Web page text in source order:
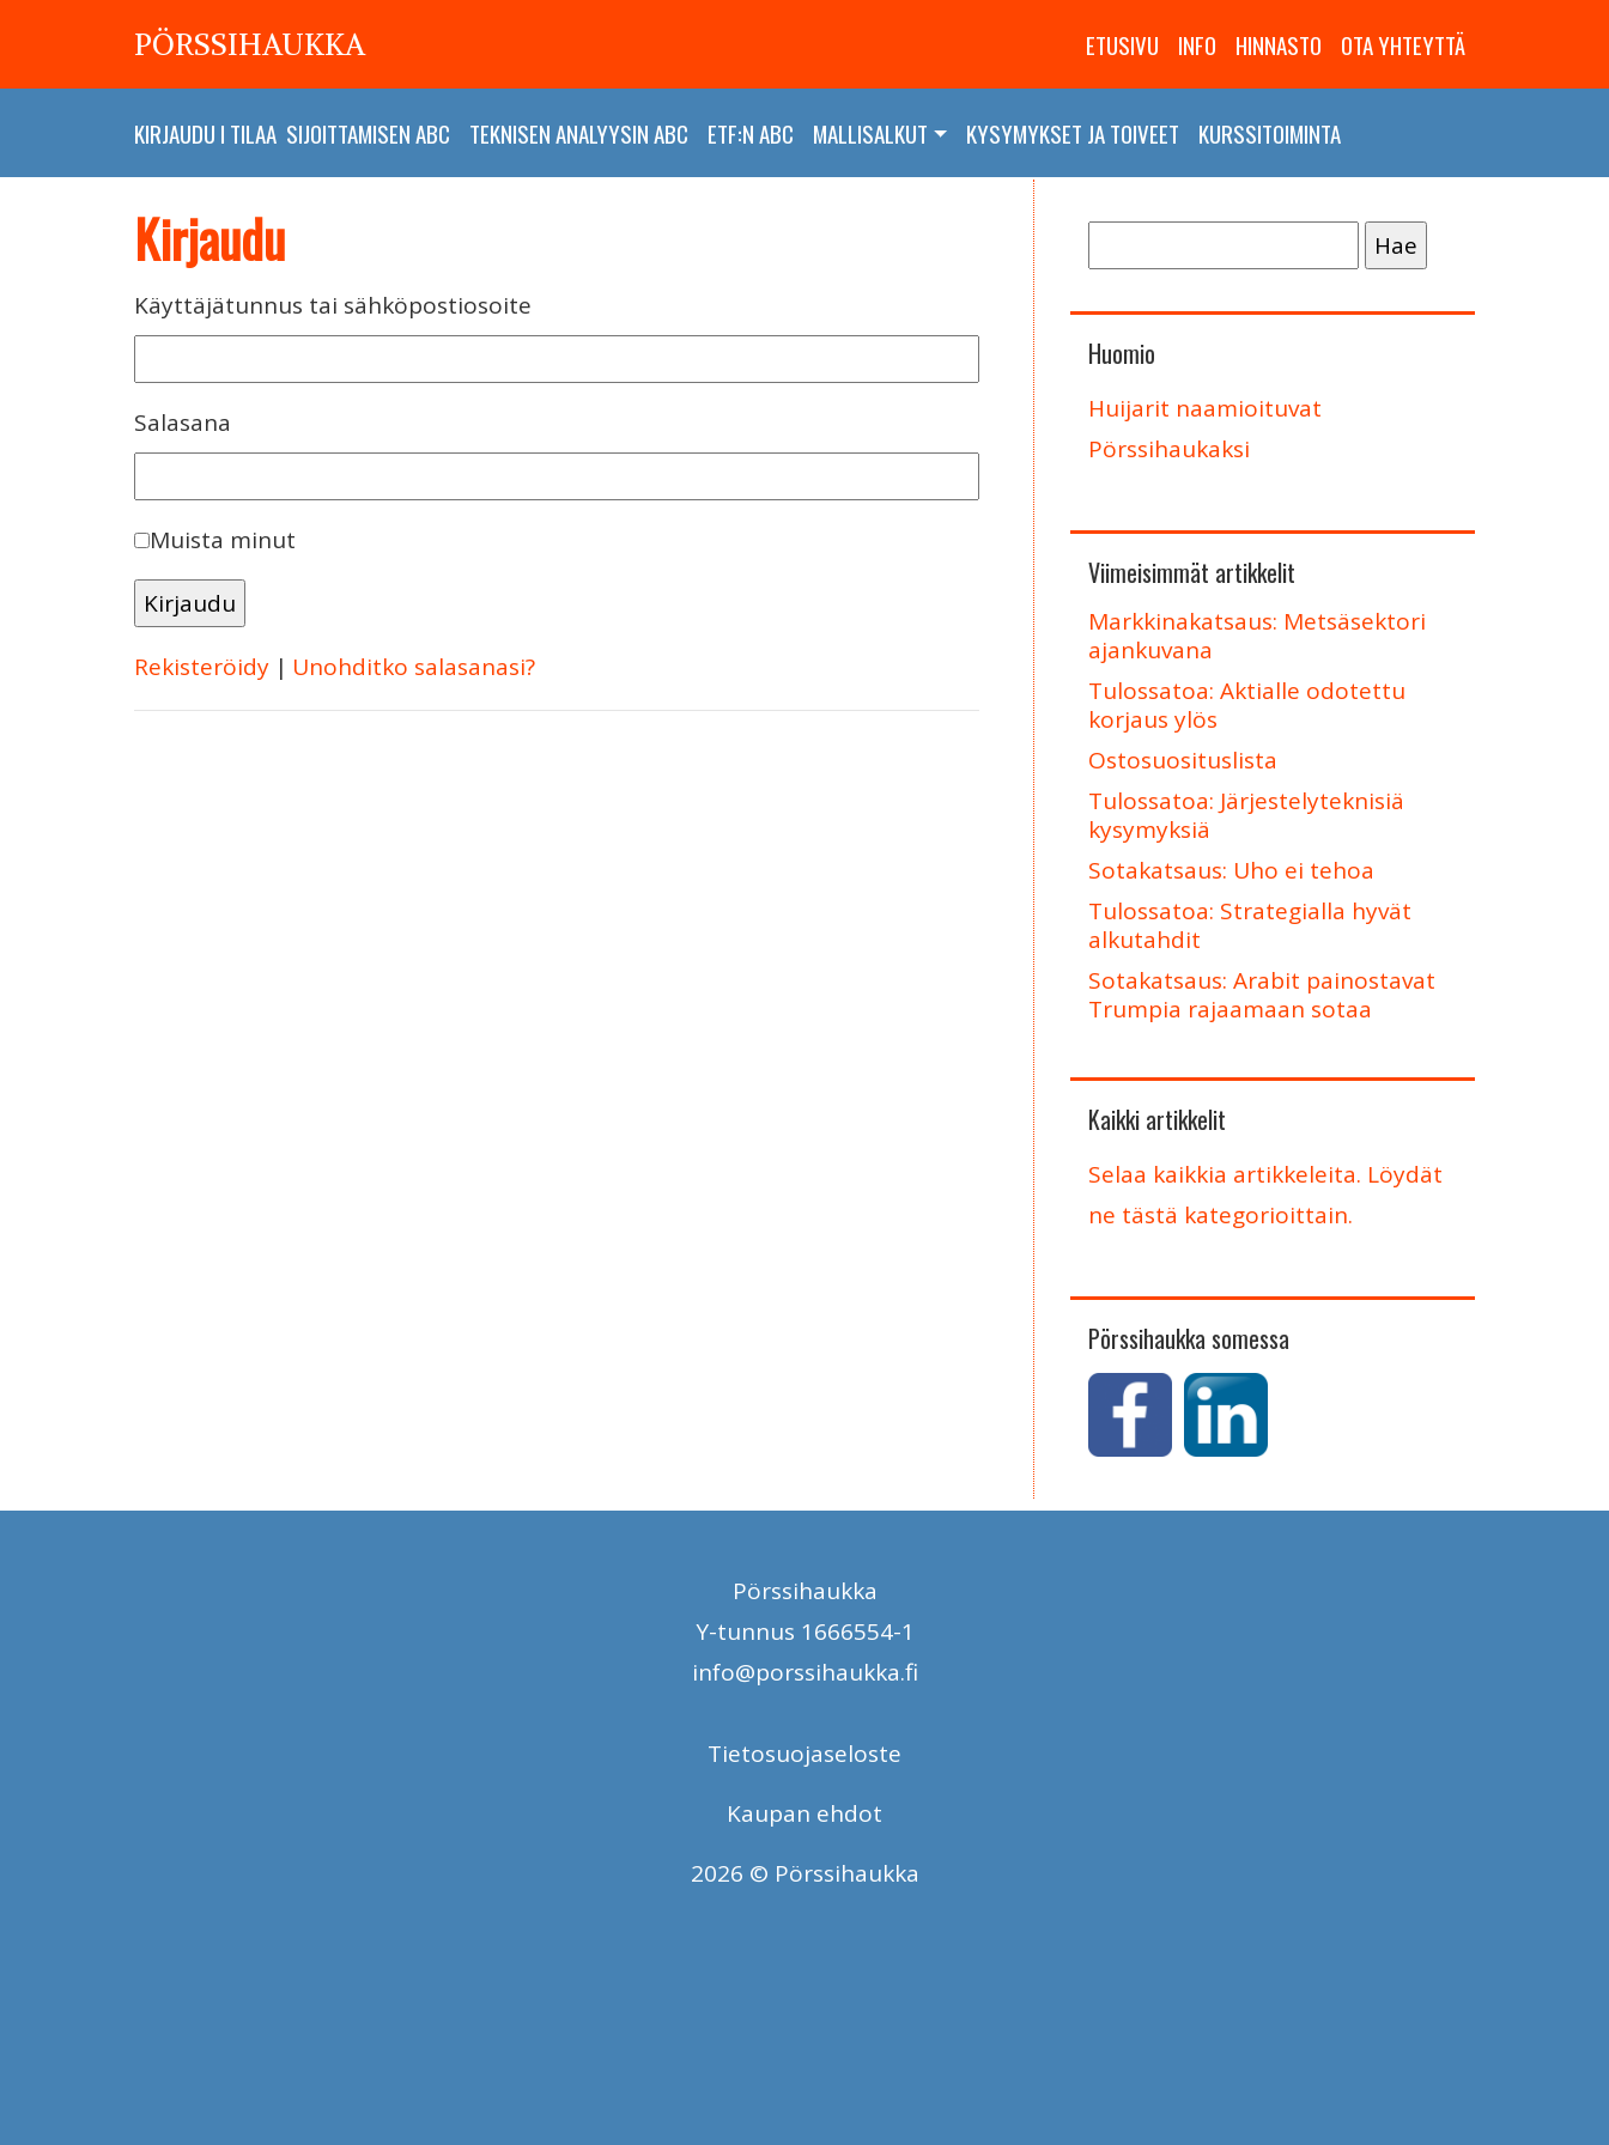
PÖRSSIHAUKKA ETUSIVU INFO HINNASTO OTA YHTEYTTÄ
KIRJAUDU I TILAA SIJOITTAMISEN ABC TEKNISEN ANALYYSIN ABC ETF:N ABC MALLISALKUT KYSYMYKSET JA TOIVEET KURSSITOIMINTA
Kirjaudu
Käyttäjätunnus tai sähköpostiosoite
Salasana
Muista minut
Rekisteröidy | Unohditko salasanasi?
Huomio
Huijarit naamioituvat
Pörssihaukaksi
Viimeisimmät artikkelit
Markkinakatsaus: Metsäsektori
ajankuvana
Tulossatoa: Aktialle odotettu
korjaus ylös
Ostosuosituslista
Tulossatoa: Järjestelyteknisiä
kysymyksiä
Sotakatsaus: Uho ei tehoa
Tulossatoa: Strategialla hyvät
alkutahdit
Sotakatsaus: Arabit painostavat
Trumpia rajaamaan sotaa
Kaikki artikkelit
Selaa kaikkia artikkeleita. Löydät
ne tästä kategorioittain.
Pörssihaukka somessa
Pörssihaukka
Y-tunnus 1666554-1
info@porssihaukka.fi
Tietosuojaseloste
Kaupan ehdot
2026 © Pörssihaukka